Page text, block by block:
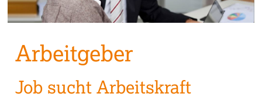
Arbeitgeber
Job sucht Arbeitskraft